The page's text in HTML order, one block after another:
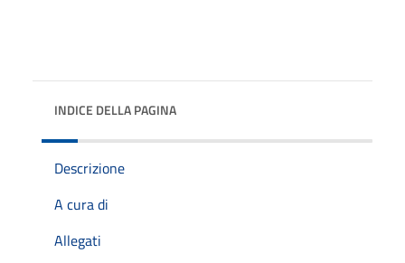
INDICE DELLA PAGINA
Descrizione
A cura di
Allegati